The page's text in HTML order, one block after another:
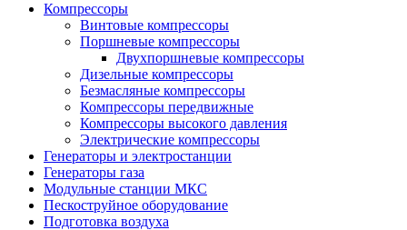
Компрессоры
Винтовые компрессоры
Поршневые компрессоры
Двухпоршневые компрессоры
Дизельные компрессоры
Безмасляные компрессоры
Компрессоры передвижные
Компрессоры высокого давления
Электрические компрессоры
Генераторы и электростанции
Генераторы газа
Модульные станции МКС
Пескоструйное оборудование
Подготовка воздуха